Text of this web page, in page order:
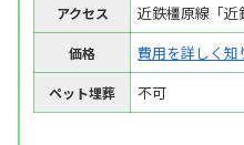
アクセス 近鉄橿原線「
価格 費用を詳しく知
ペット埋葬 不可